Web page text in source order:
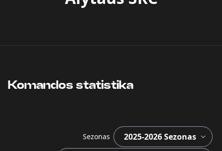
Komandos statistika
Sezonas